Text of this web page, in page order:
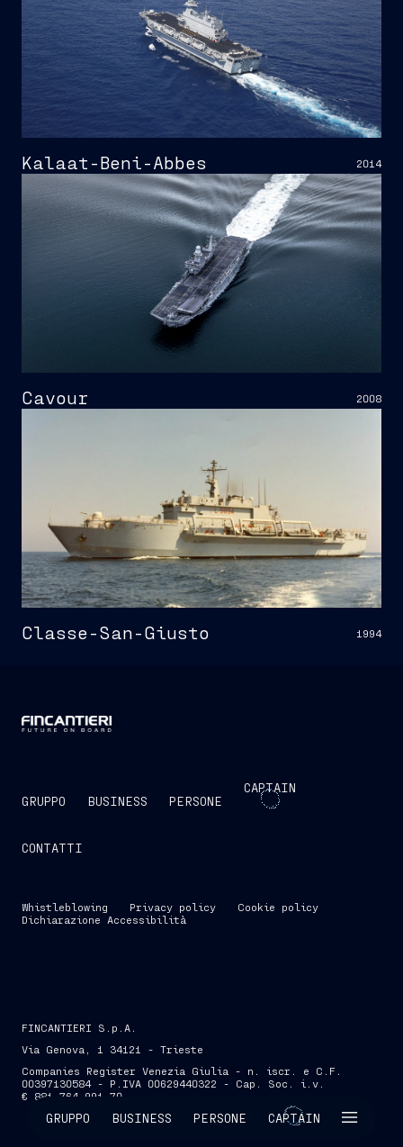
GRUPPO BUSINESS PERSONE CAPTAIN
2014
Kalaat-Beni-Abbes
2008
Cavour
1994
Classe-San-Giusto
GRUPPO BUSINESS PERSONE
CAPTAIN
CONTATTI
Whistleblowing Privacy policy
Cookie policy
Dichiarazione Accessibilità
FINCANTIERI S.p.A.
Via Genova, 1 34121 - Trieste
Companies Register Venezia Giulia - n. iscr. e C.F.
00397130584 - P.IVA 00629440322 - Cap. Soc. i.v.
€ 881.764.991,70